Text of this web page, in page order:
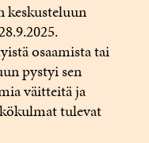
keskusteluun
osaamista tai
pystyi sen
väitteitä ja
tulevat